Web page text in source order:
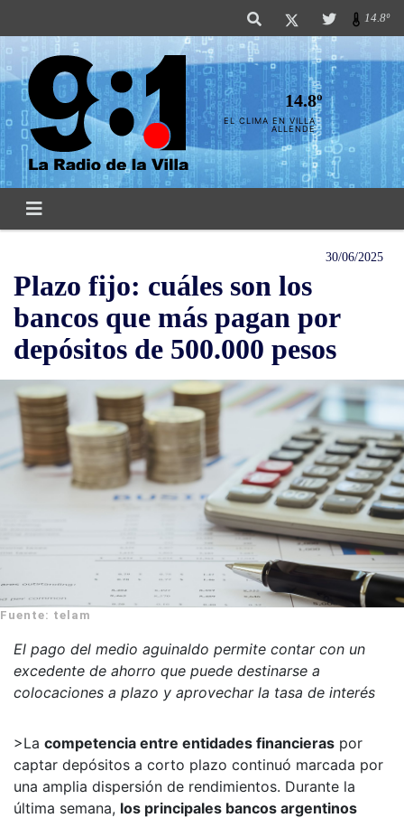
14.8º
14.8º
EL CLIMA EN VILLA
ALLENDE
30/06/2025
Plazo fijo: cuáles son los
bancos que más pagan por
depósitos de 500.000 pesos
Fuente: telam
El pago del medio aguinaldo permite contar con un
excedente de ahorro que puede destinarse a
colocaciones a plazo y aprovechar la tasa de interés
>La competencia entre entidades financieras por
captar depósitos a corto plazo continuó marcada por
una amplia dispersión de rendimientos. Durante la
última semana, los principales bancos argentinos